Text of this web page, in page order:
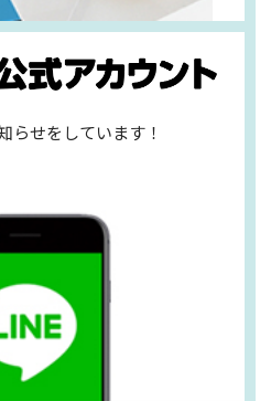
らせをしています！